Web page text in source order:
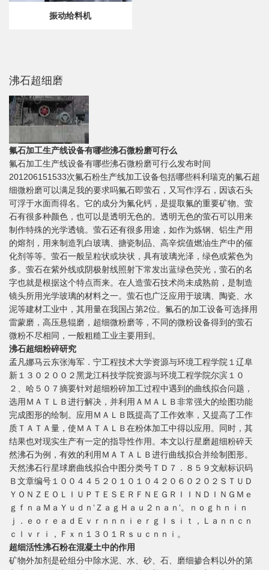
振动给料机
沸石超细磨
氟石加工生产线设备有哪些沸石微粉磨可行么
氟石加工生产线设备有哪些沸石微粉磨可行么发布时间
201206151533次氟石粉生产线加工设备包括哪些科利瑞克的氟石超
细微粉磨可以满足我的要求吗氟石即萤石，又写作浮石，因该石头
可浮于水面而得名。它的成分为氟化钙，是提取氟的重要矿物。萤
石有很多种颜色，也可以是透明无色的。透明无色的萤石可以用来
制作特殊的光学透镜。萤石还有很多用途，如作为炼钢、铝生产用
的熔剂，用来制造乳白玻璃、搪瓷制品、高辛烷值燃油生产中的催
化剂等等。萤石一般呈粒状或块状，具有玻璃光泽，绿色或紫色为
多。萤石在紫外线或阴极射线照射下常发出蓝绿色荧光，萤石的名
字也就是根据这个特点而来。在人造萤石技术尚未成熟前，是制造
镜头所用光学玻璃的材料之一。萤石也广泛应用于玻璃、陶瓷、水
泥等建材工业中，其用量在我国占第2位。氟石的加工设备可选择用
雷蒙磨，高压悬辊磨，超细微粉磨等，不同的微粉设备得到的萤石
微粉不尽相同，一般粗糙工业主要用到。
沸石超细粉碎研究
孟凡娜马云东张海军．宁工程技术大学资源与环境工程学院１辽阜
新１３０２００２黑龙江科技学院资源与环境工程学院尔滨１０
２、哈５０７摘要针对超细粉碎加工过程中遇到的曲线拟合问题，
选用ＭＡＴＬＢ进行解决，并利用ＡＭＡＬＢ非常强大的绘图功能
完成图形的绘制。应用ＭＡＬＢ既提高了工作效率，又提高了工作
质ＴＡＴＡ量，使ＭＡＴＡＬＢ在粉体加工中得以应用。同时，其
结果也对现实生产有一定的指导性作用。本文以行星磨超细粉碎天
然沸石为例，有效的利用ＭＡＴＡＬＢ进行曲线拟合并绘制图形。
天然沸石行星球磨曲线拟合中图分类号ＴＤ７．８５９文献标识码
Ｂ文章编号１００４４５２０１０１０４２０６０２０２ＳＴＵＤ
ＹＯＮＺＥＯＬＩＵＰＴＥＳＥＲＦＮＥＧＲＩＩＮＤＩＮＧＭｅ
ｇｆｎａＭａＹｕｄｎ‘ＺａｇＨａｕ２ｎａｎ‘。ｎｏｇｈｎｉｎ
ｊ．ｅｏｒｅａｄＥｖｒｎｎｎｉｅｒｇＩｓｉｔ，Ｌａｎｎｃｎ
ｃｌｖｒｉ，Ｆｘｎ１３０１Ｒｓｕｃｎｎｉ。
超细活性沸石粉在混凝土中的作用
矿物外加剂是砼组分中除水泥、水、砂、石、磨细掺合料以外的第